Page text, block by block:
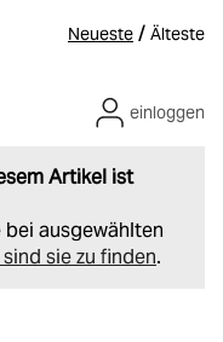
Neueste / Älteste
Artikel ist
ausgewählten
sie zu finden.
einloggen